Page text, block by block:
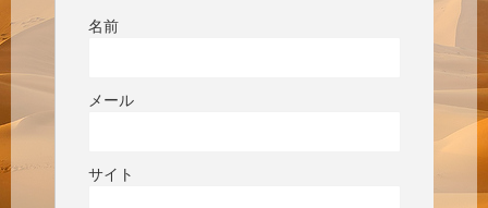
名前
メール
サイト